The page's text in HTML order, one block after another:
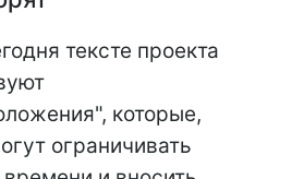
тексте проекта
которые,
ограничивать